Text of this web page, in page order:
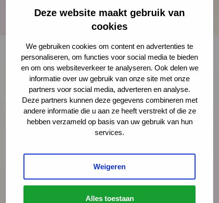
Deze website maakt gebruik van
cookies
We gebruiken cookies om content en advertenties te
personaliseren, om functies voor social media te bieden
en om ons websiteverkeer te analyseren. Ook delen we
informatie over uw gebruik van onze site met onze
partners voor social media, adverteren en analyse.
Deze partners kunnen deze gegevens combineren met
andere informatie die u aan ze heeft verstrekt of die ze
hebben verzameld op basis van uw gebruik van hun
services.
Weigeren
Alles toestaan
Bekijk de presentatie ‘Stress Less Project’
Onze nieuwsbrief ontvangen?
Schrijf je in
Preventie
Interventies